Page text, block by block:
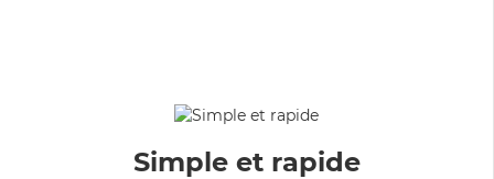
Simple et rapide